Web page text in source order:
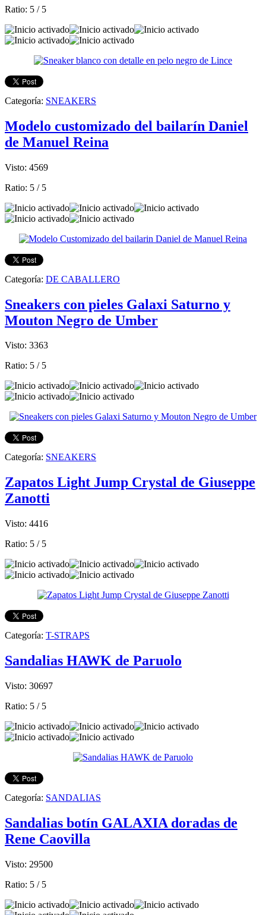
Ratio: 5 / 5
Categoría: SNEAKERS
Modelo customizado del bailarín Daniel
de Manuel Reina
Visto: 4569
Ratio: 5 / 5
Categoría: DE CABALLERO
Sneakers con pieles Galaxi Saturno y
Mouton Negro de Umber
Visto: 3363
Ratio: 5 / 5
Categoría: SNEAKERS
Zapatos Light Jump Crystal de Giuseppe
Zanotti
Visto: 4416
Ratio: 5 / 5
Categoría: T-STRAPS
Sandalias HAWK de Paruolo
Visto: 30697
Ratio: 5 / 5
Categoría: SANDALIAS
Sandalias botín GALAXIA doradas de
Rene Caovilla
Visto: 29500
Ratio: 5 / 5